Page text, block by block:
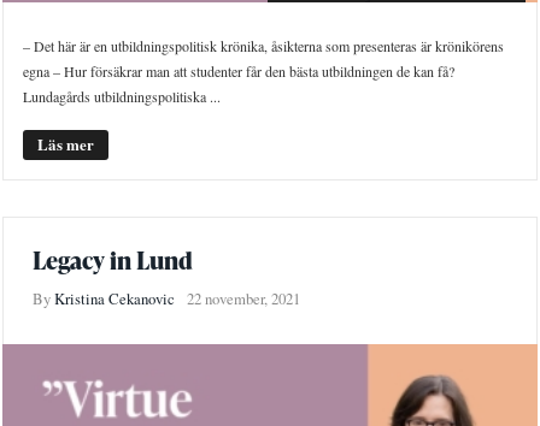
– Det här är en utbildningspolitisk krönika, åsikterna som presenteras är krönikörens
egna – Hur försäkrar man att studenter får den bästa utbildningen de kan få?
Lundagårds utbildningspolitiska ...
Läs mer
Legacy in Lund
ByKristina Cekanovic 22 november, 2021